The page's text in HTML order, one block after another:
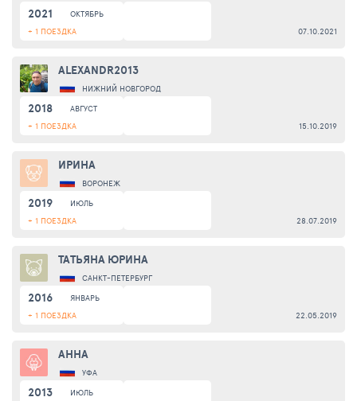
2021
ОКТЯБРЬ
+ 1 ПОЕЗДКА
07.10.2021
ALEXANDR2013
НИЖНИЙ НОВГОРОД
2018
АВГУСТ
+ 1 ПОЕЗДКА
15.10.2019
ИРИНА
ВОРОНЕЖ
2019
ИЮЛЬ
+ 1 ПОЕЗДКА
28.07.2019
ТАТЬЯНА ЮРИНА
САНКТ-ПЕТЕРБУРГ
2016
ЯНВАРЬ
+ 1 ПОЕЗДКА
22.05.2019
АННА
УФА
2013
ИЮЛЬ